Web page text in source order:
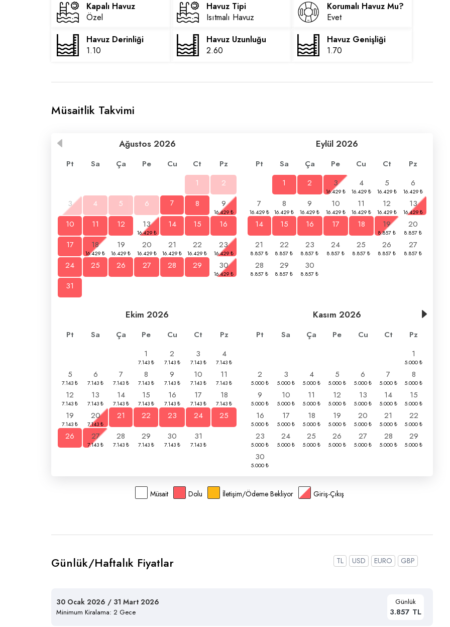
Kapalı Havuz
Özel
Havuz Tipi
Isıtmalı Havuz
Korumalı Havuz Mu?
Evet
Havuz Derinliği
1.10
Havuz Uzunluğu
2.60
Havuz Genişliği
1.70
Müsaitlik Takvimi
Ağustos 2026
Pt Sa Ça Pe Cu Ct
Pz
1
2
3
4 5 6 7 8
9
10
11 12 13 14 15
16
17
18 19 20 21 22
23
24
25 26 27 28 29
30
31
Eylül 2026
Pt Sa Ça Pe Cu Ct
Pz
1
2 3 4 5
6
7
8 9 10 11 12
13
14
15 16 17 18 19
20
21
22 23 24 25 26
27
28
29 30
Ekim 2026
Pt Sa Ça Pe Cu Ct
Pz
1
2 3
4
5
6 7 8 9 10
11
12
13 14 15 16 17
18
19
20 21 22 23 24
25
26
27 28 29 30 31
Kasım 2026
Pt Sa Ça Pe Cu Ct
Pz
1
2
3 4 5 6 7
8
9
10 11 12 13 14
15
16
17 18 19 20 21
22
23
24 25 26 27 28
29
30
Müsait Dolu İletişim/Ödeme Bekliyor Giriş-Çıkış
Günlük/Haftalık Fiyatlar TL USD EURO GBP
30 Ocak 2026 / 31 Mart 2026
Minimum Kiralama: 2 Gece
Günlük
3.857 TL